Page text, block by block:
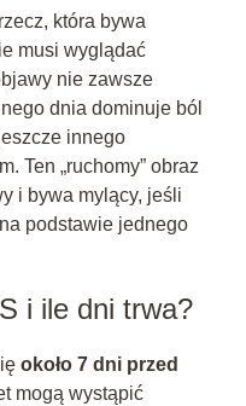
która bywa
musi wyglądać
nie zawsze
dnia dominuje ból
innego
Ten „ruchomy” obraz
i bywa mylący, jeśli
podstawie jednego
i ile dni trwa?
około 7 dni przed
mogą wystąpić